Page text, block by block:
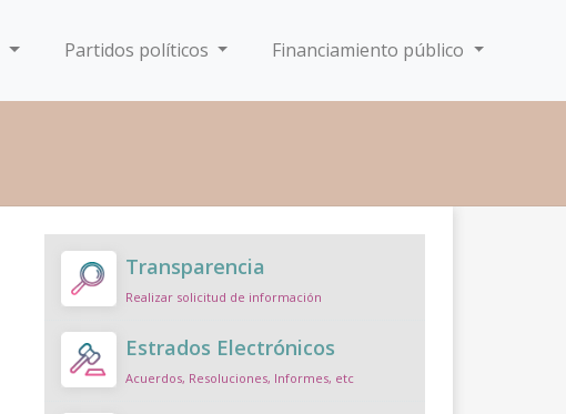
Partidos políticos Financiamiento público
Transparencia
Realizar solicitud de información
Estrados Electrónicos
Acuerdos, Resoluciones, Informes, etc